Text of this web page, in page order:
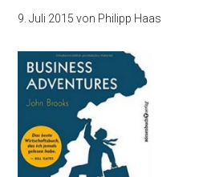
9. Juli 2015 von Philipp Haas